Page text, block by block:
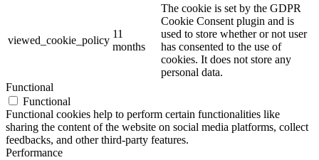
viewed_cookie_policy
11
months
The cookie is set by the GDPR
Cookie Consent plugin and is
used to store whether or not user
has consented to the use of
cookies. It does not store any
personal data.
Functional
Functional
Functional cookies help to perform certain functionalities like
sharing the content of the website on social media platforms, collect
feedbacks, and other third-party features.
Performance